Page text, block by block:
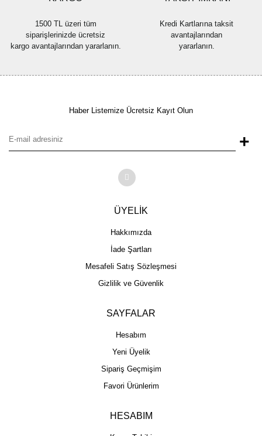
1500 TL üzeri tüm
siparişlerinizde ücretsiz
kargo avantajlarından yararlanın.
Kredi Kartlarına taksit
avantajlarından
yararlanın.
Haber Listemize Ücretsiz Kayıt Olun
+
ÜYELİK
Hakkımızda
İade Şartları
Mesafeli Satış Sözleşmesi
Gizlilik ve Güvenlik
SAYFALAR
Hesabım
Yeni Üyelik
Sipariş Geçmişim
Favori Ürünlerim
HESABIM